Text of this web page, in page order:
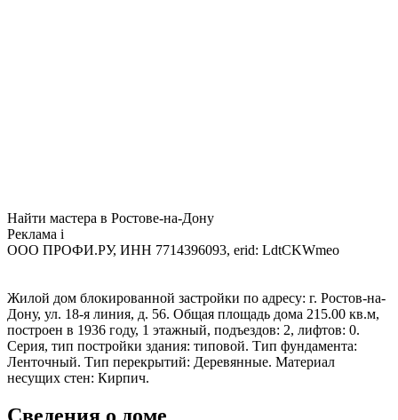
Найти мастера в Ростове-на-Дону
Реклама i
ООО ПРОФИ.РУ, ИНН 7714396093, erid: LdtCKWmeo
Жилой дом блокированной застройки по адресу: г. Ростов-на-
Дону, ул. 18-я линия, д. 56. Общая площадь дома 215.00 кв.м,
построен в 1936 году, 1 этажный, подъездов: 2, лифтов: 0.
Серия, тип постройки здания: типовой. Тип фундамента:
Ленточный. Тип перекрытий: Деревянные. Материал
несущих стен: Кирпич.
Сведения о доме